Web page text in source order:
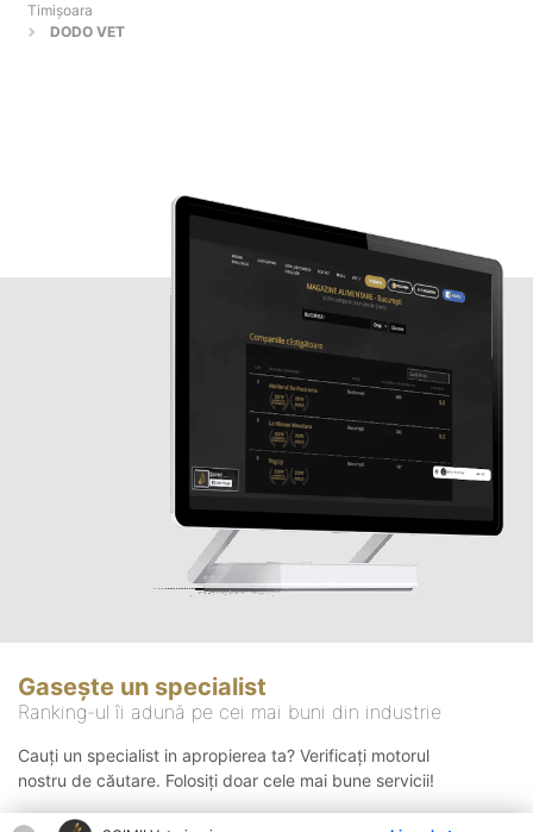
Timişoara
DODO VET
Gasește un specialist
Ranking-ul îi adună pe cei mai buni din industrie
Cauți un specialist in apropierea ta? Verificați motorul
nostru de căutare. Folosiți doar cele mai bune servicii!